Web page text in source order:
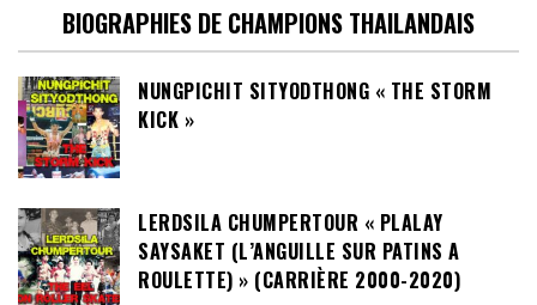
BIOGRAPHIES DE CHAMPIONS THAILANDAIS
NUNGPICHIT SITYODTHONG « THE STORM
KICK »
LERDSILA CHUMPERTOUR « PLALAY
SAYSAKET (L’ANGUILLE SUR PATINS A
ROULETTE) » (CARRIÈRE 2000-2020)